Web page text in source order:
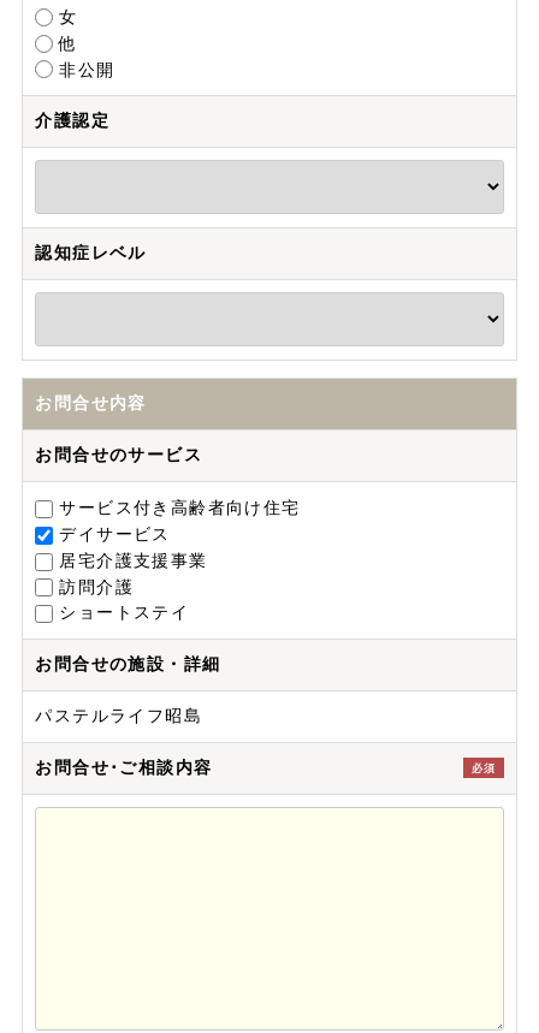
女
他
非公開
介護認定
認知症レベル
お問合せ内容
お問合せのサービス
サービス付き高齢者向け住宅
デイサービス
居宅介護支援事業
訪問介護
ショートステイ
お問合せの施設・詳細
パステルライフ昭島
お問合せ･ご相談内容 必須